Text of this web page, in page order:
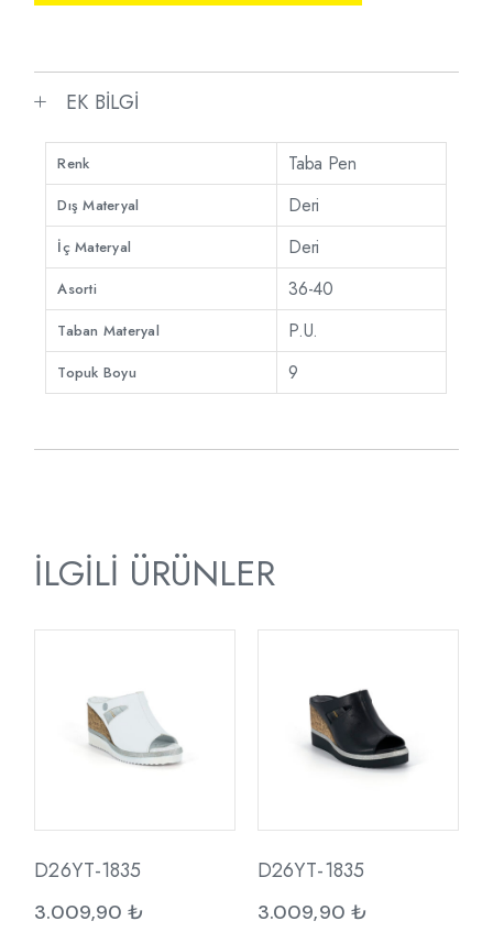
EK BILGI
Renk Taba Pen
Dış Materyal Deri
İç Materyal Deri
Asorti 36-40
Taban Materyal P.U.
Topuk Boyu 9
İLGILI ÜRÜNLER
D26YT-1835
3.009,90₺
D26YT-1835
3.009,90 ₺